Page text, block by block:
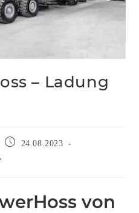
– Ladung
24.08.2023
von